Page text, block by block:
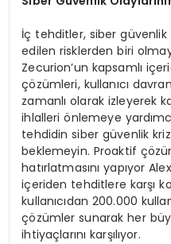
İç tehditler, siber güvenlik
edilen risklerden biri
Zecurion’un kapsamlı
çözümleri, kullanıcı
zamanlı olarak izleyerek
ihlalleri önlemeye
tehdidin siber güvenlik
beklemeyin. Proaktif
hatırlatmasını yapıyor
içeriden tehditlere karşı
kullanıcıdan 200.000
çözümler sunarak her
ihtiyaçlarını karşılıyor.